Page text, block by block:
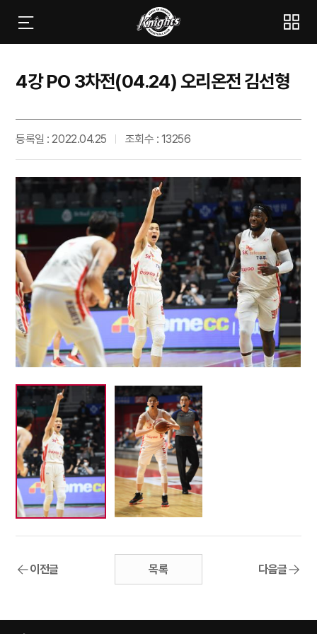
4강 PO 3차전(04.24) 오리온전 김선형
등록일 : 2022.04.25 조회수 : 13256
이전글 목록 다음글